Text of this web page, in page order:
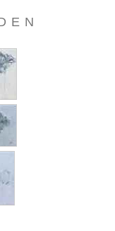
E N